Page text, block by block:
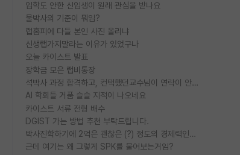
입학도 안한 신입생이 원래 관심을 받나요
물박사의 기준이 뭐임?
랩홈피에 다들 본인 사진 올리냐
신생랩가지말라는 이유가 있었구나
오늘 카이스트 발표
장학금 모은 랩비통장
석박사 과정 합격하고, 컨택했던교수님이 연락이 안됩니다...
AI 학회들 거품 슬슬 지적이 나오네요
카이스트 서류 전형 배수
DGIST 가는 방법 추천 부탁드립니다.
박사진학하기에 2억은 괜찮은 (?) 정도의 경제력인가요
근데 여기는 왜 그렇게 SPK를 물어보는거임?